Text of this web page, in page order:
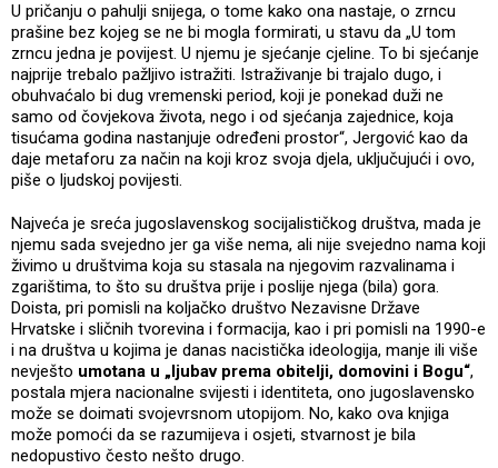
U pričanju o pahulji snijega, o tome kako ona nastaje, o zrncu
prašine bez kojeg se ne bi mogla formirati, u stavu da „U tom
zrncu jedna je povijest. U njemu je sjećanje cjeline. To bi sjećanje
najprije trebalo pažljivo istražiti. Istraživanje bi trajalo dugo, i
obuhvaćalo bi dug vremenski period, koji je ponekad duži ne
samo od čovjekova života, nego i od sjećanja zajednice, koja
tisućama godina nastanjuje određeni prostor“, Jergović kao da
daje metaforu za način na koji kroz svoja djela, uključujući i ovo,
piše o ljudskoj povijesti.
Najveća je sreća jugoslavenskog socijalističkog društva, mada je
njemu sada svejedno jer ga više nema, ali nije svejedno nama koji
živimo u društvima koja su stasala na njegovim razvalinama i
zgarištima, to što su društva prije i poslije njega (bila) gora.
Doista, pri pomisli na koljačko društvo Nezavisne Države
Hrvatske i sličnih tvorevina i formacija, kao i pri pomisli na 1990-e
i na društva u kojima je danas nacistička ideologija, manje ili više
nevješto umotana u „ljubav prema obitelji, domovini i Bogu“,
postala mjera nacionalne svijesti i identiteta, ono jugoslavensko
može se doimati svojevrsnom utopijom. No, kako ova knjiga
može pomoći da se razumijeva i osjeti, stvarnost je bila
nedopustivo često nešto drugo.